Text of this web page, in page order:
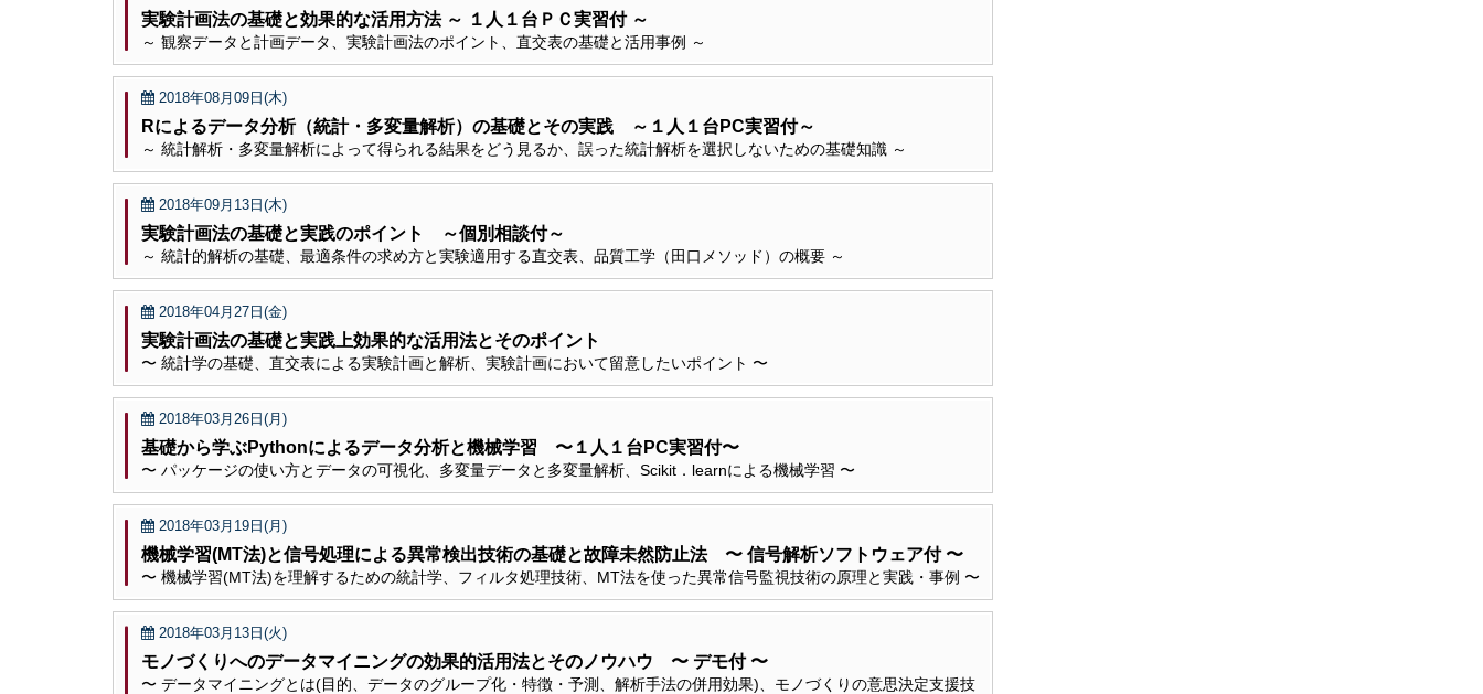
実験計画法の基礎と効果的な活用方法 ～ １人１台ＰＣ実習付 ～
～ 観察データと計画データ、実験計画法のポイント、直交表の基礎と活用事例 ～
2018年08月09日(木)
Rによるデータ分析（統計・多変量解析）の基礎とその実践 ～１人１台PC実習付～
～ 統計解析・多変量解析によって得られる結果をどう見るか、誤った統計解析を選択しないための基礎知識 ～
2018年09月13日(木)
実験計画法の基礎と実践のポイント ～個別相談付～
～ 統計的解析の基礎、最適条件の求め方と実験適用する直交表、品質工学（田口メソッド）の概要 ～
2018年04月27日(金)
実験計画法の基礎と実践上効果的な活用法とそのポイント
〜 統計学の基礎、直交表による実験計画と解析、実験計画において留意したいポイント 〜
2018年03月26日(月)
基礎から学ぶPythonによるデータ分析と機械学習 〜１人１台PC実習付〜
〜 パッケージの使い方とデータの可視化、多変量データと多変量解析、Scikit．learnによる機械学習 〜
2018年03月19日(月)
機械学習(MT法)と信号処理による異常検出技術の基礎と故障未然防止法 〜 信号解析ソフトウェア付 〜
〜 機械学習(MT法)を理解するための統計学、フィルタ処理技術、MT法を使った異常信号監視技術の原理と実践・事例 〜
2018年03月13日(火)
モノづくりへのデータマイニングの効果的活用法とそのノウハウ 〜 デモ付 〜
〜 データマイニングとは(目的、データのグループ化・特徴・予測、解析手法の併用効果)、モノづくりの意思決定支援技